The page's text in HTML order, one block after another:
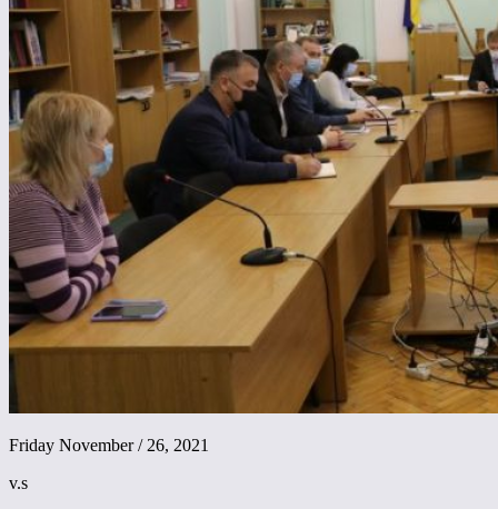
Friday November / 26, 2021
v.s